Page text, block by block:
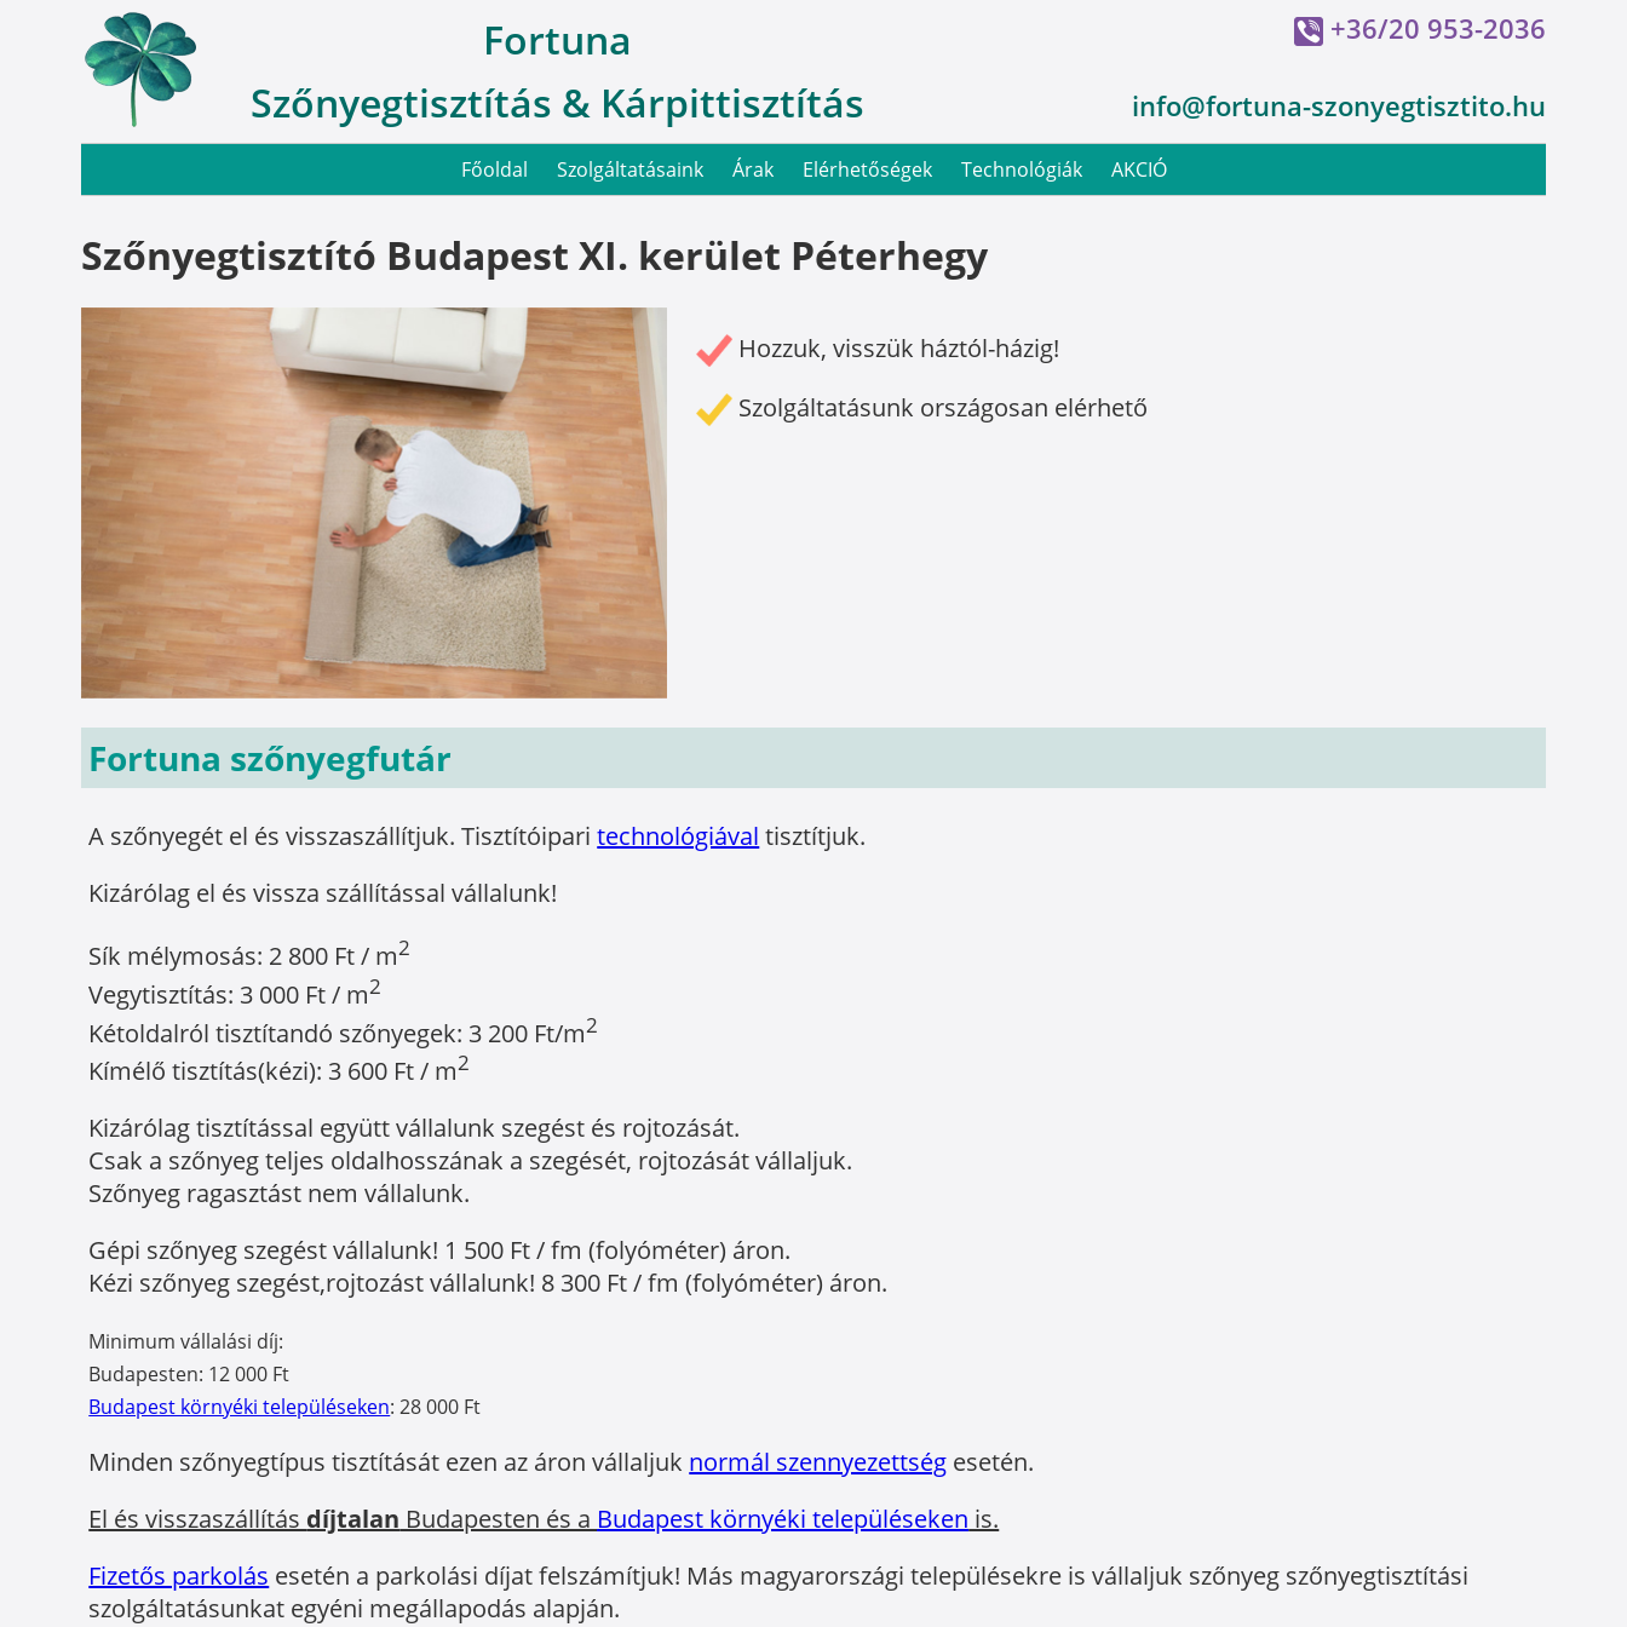
Fortuna
Szőnyegtisztítás & Kárpittisztítás
+36/20 953-2036
info@fortuna-szonyegtisztito.hu
Főoldal Szolgáltatásaink Árak Elérhetőségek Technológiák AKCIÓ
Szőnyegtisztító Budapest XI. kerület Péterhegy
Hozzuk, visszük háztól-házig!
Szolgáltatásunk országosan elérhető
Fortuna szőnyegfutár
A szőnyegét el és visszaszállítjuk. Tisztítóiparitechnológiával tisztítjuk.
Kizárólag el és vissza szállítással vállalunk!
Sík mélymosás: 2 800 Ft / m2
Vegytisztítás: 3 000 Ft / m2
Kétoldalról tisztítandó szőnyegek: 3 200 Ft/m2
Kímélő tisztítás(kézi): 3 600 Ft / m2
Kizárólag tisztítással együtt vállalunk szegést és rojtozását.
Csak a szőnyeg teljes oldalhosszának a szegését, rojtozását vállaljuk.
Szőnyeg ragasztást nem vállalunk.
Gépi szőnyeg szegést vállalunk! 1 500 Ft / fm (folyóméter) áron.
Kézi szőnyeg szegést,rojtozást vállalunk! 8 300 Ft / fm (folyóméter) áron.
Minimum vállalási díj:
Budapesten: 12 000 Ft
Budapest környéki településeken: 28 000 Ft
Minden szőnyegtípus tisztítását ezen az áron vállaljuk normál szennyezettség esetén.
El és visszaszállítás díjtalan Budapesten és a Budapest környéki településeken is.
Fizetős parkolás esetén a parkolási díjat felszámítjuk! Más magyarországi településekre is vállaljuk szőnyeg szőnyegtisztítási
szolgáltatásunkat egyéni megállapodás alapján.